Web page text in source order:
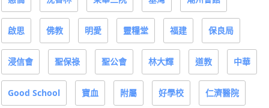
啟思 佛教 明愛 靈糧堂 福建 保良局
浸信會 聖保祿 聖公會 林大輝 道教 中華
Good School 寶血 附屬 好學校 仁濟醫院